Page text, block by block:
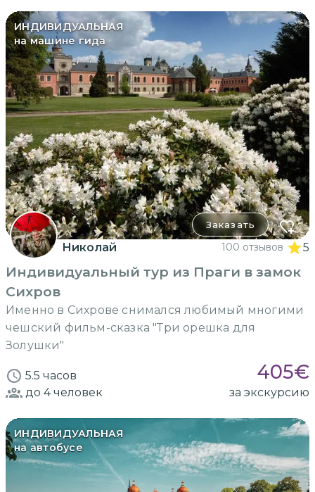
ИНДИВИДУАЛЬНАЯ
на машине гида
Заказать
Николай 100 отзывов 5
Индивидуальный тур из Праги в замок
Сихров
Именно в Сихрове снимался любимый многими
чешский фильм-сказка "Три орешка для
Золушки"
5.5 часов 405€
до 4человек за экскурсию
ИНДИВИДУАЛЬНАЯ
на автобусе